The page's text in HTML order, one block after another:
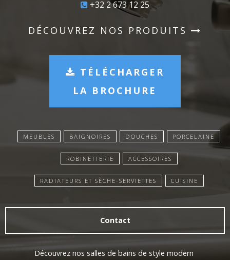
+32 2 673 12 25
DÉCOUVREZ NOS PRODUITS
TÉLÉCHARGER
LA BROCHURE
MEUBLES BAIGNOIRES DOUCHES PORCELAINE
ROBINETTERIE ACCESSOIRES
RADIATEURS ET SÈCHE-SERVIETTES CUISINE
Contact
Découvrez nos salles de bains de style modern